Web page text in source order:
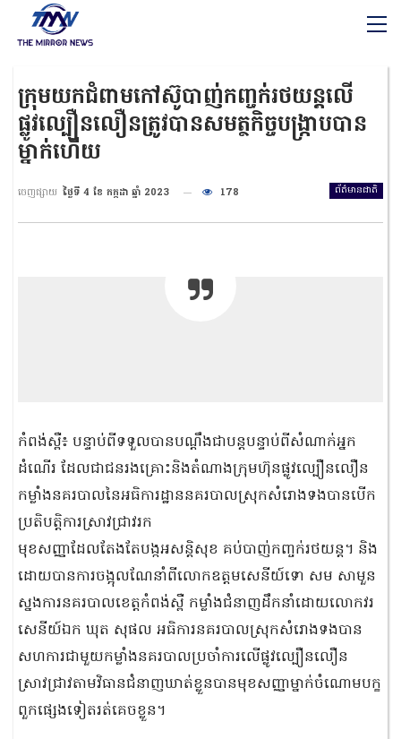
ក្រុមយកជំពាមកៅស៊ូបាញ់កញ្ចក់រថយន្តលើ
ផ្លូវល្បឿ​នលឿនត្រូវបានសមត្ថកិច្ចបង្រ្កាបបាន
ម្នាក់ហើយ
ព័ត៌មានជាតិ
ចេញផ្សាយ ថ្ងៃទី 4 ខែ កក្កដា ឆ្នាំ 2023 178
កំពង់ស្ពឺ៖ បន្ទាប់ពីទទួលបានបណ្ដឹងជាបន្ដបន្ទាប់ពីសំណាក់អ្នក
ដំណេីរ​ ដែលជាជនរងគ្រោះនិងតំណាងក្រុម​ហ៊ុនផ្លូវ​ល្បឿនលឿន​
កម្លាំងនគរបាលនៃអធិការដ្ឋាននគរបាលស្រុកសំ​រោ​ងទងបានបេីក
ប្រតិបត្ដិការស្រាវជ្រាវរក
មុខសញ្ញាដែលតែងតែបង្កអសន្ដិសុខ​ គប់បាញ់កញ្ច​ក់រថយន្ដ​។ និង
ដោយបានការចង្អុលណែនាំពីលោកឧត្ដម​សេនីយ៍ទោ​ សម​ សាមួន​
ស្នងការនគរបាលខេត្ដកំពង់ស្ពឺ​ កម្លាំងជំនាញដឹកនាំដោយលោកវរ
សេនីយ៍ឯក​ ឃុត​ សុផល​ អធិការនគរបាលស្រុកសំរោងទងបាន
សហការជាមួយកម្លាំងនគរបាលប្រចាំការលេី​ផ្លូវល្បឿនលឿន
ស្រាវជ្រាវតាមវិធានជំនាញឃាត់ខ្លួនបានមុខ​សញ្ញាម្នាក់ចំណោមបក្ខ
ពួកផ្សេងទៀតរត់គេចខ្លួន។